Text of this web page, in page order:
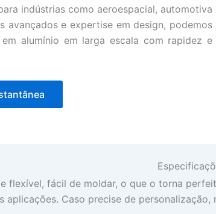
indústrias como aeroespacial, automotiva
avançados e expertise em design, podemos
alumínio em larga escala com rapidez e
flexível, fácil de moldar, o que o torna
aplicações. Caso precise de